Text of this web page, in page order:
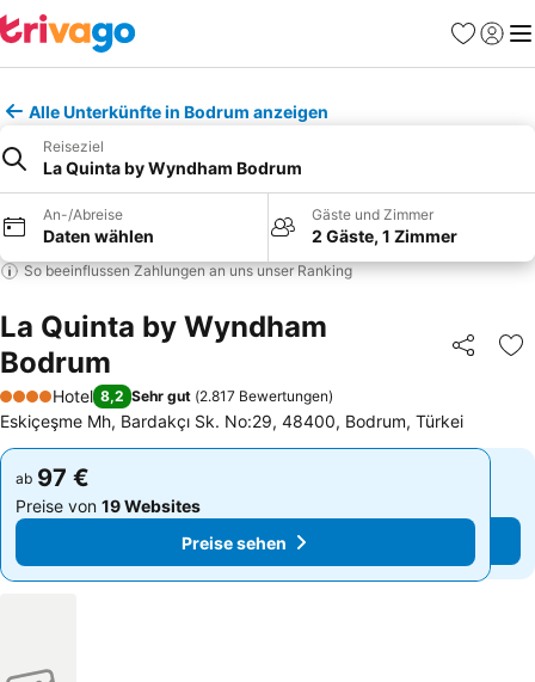
Favoriten
Alle Unterkünfte in Bodrum anzeigen
Reiseziel
La Quinta by Wyndham Bodrum
An-/Abreise
Daten wählen
Gäste und Zimmer
2 Gäste, 1 Zimmer
So beeinflussen Zahlungen an uns unser Ranking
La Quinta by Wyndham
Bodrum
Teilen
4 Sterne
Hotel 8,2 Sehr gut (2.817 Bewertungen)
Eskiçeşme Mh, Bardakçı Sk. No:29, 48400, Bodrum, Türkei
ab 97 €
Preise von 19 Websites
Preise sehen
ab 97 €
Preise von 19 Websites
Preise sehen